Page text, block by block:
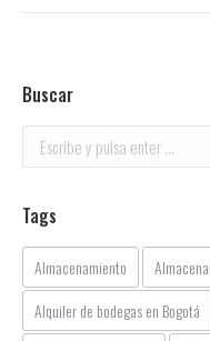
Buscar
Buscar:
Tags
Almacenamiento
Alquiler de bodegas en Bogotá